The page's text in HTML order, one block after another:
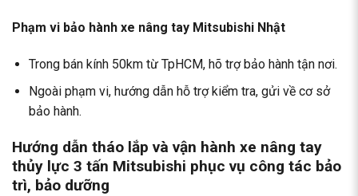
Phạm vi bảo hành xe nâng tay Mitsubishi Nhật
Trong bán kính 50km từ TpHCM, hõ trợ bảo hành tận nơi.
Ngoài phạm vi, hướng dẫn hỗ trợ kiểm tra, gửi về cơ sở
bảo hành.
Hướng dẫn tháo lắp và vận hành xe nâng tay
thủy lực 3 tấn Mitsubishi phục vụ công tác bảo
trì, bảo dưỡng